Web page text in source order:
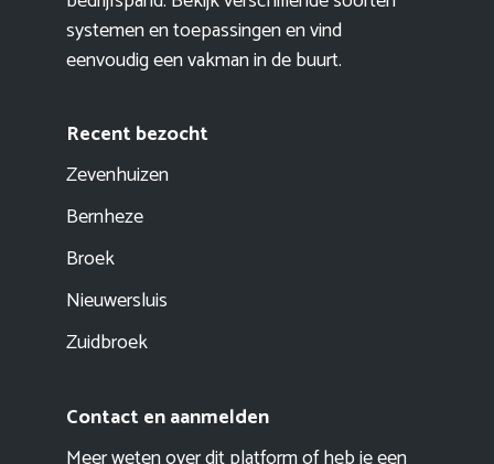
systemen en toepassingen en vind
eenvoudig een vakman in de buurt.
Recent bezocht
Zevenhuizen
Bernheze
Broek
Nieuwersluis
Zuidbroek
Contact en aanmelden